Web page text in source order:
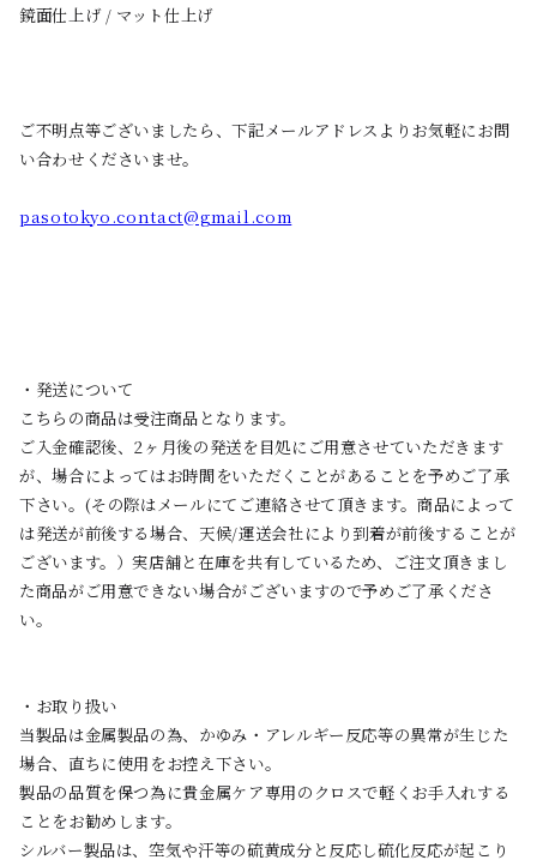
鏡面仕上げ / マット仕上げ
ご不明点等ございましたら、下記メールアドレスよりお気軽にお問
い合わせくださいませ。
pasotokyo.contact@gmail.com
・発送について
こちらの商品は受注商品となります。
ご入金確認後、2ヶ月後の発送を目処にご用意させていただきます
が、場合によってはお時間をいただくことがあることを予めご了承
下さい。(その際はメールにてご連絡させて頂きます。商品によって
は発送が前後する場合、天候/運送会社により到着が前後することが
ございます。）実店舗と在庫を共有しているため、ご注文頂きまし
た商品がご用意できない場合がございますので予めご了承くださ
い。
・お取り扱い
当製品は金属製品の為、かゆみ・アレルギー反応等の異常が生じた
場合、直ちに使用をお控え下さい。
製品の品質を保つ為に貴金属ケア専用のクロスで軽くお手入れする
ことをお勧めします。
シルバー製品は、空気や汗等の硫黄成分と反応し硫化反応が起こり